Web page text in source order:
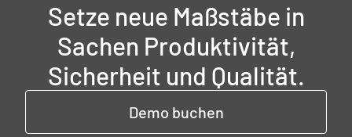
Setze neue Maßstäbe in
Sachen Produktivität,
Sicherheit und Qualität.
Demo buchen